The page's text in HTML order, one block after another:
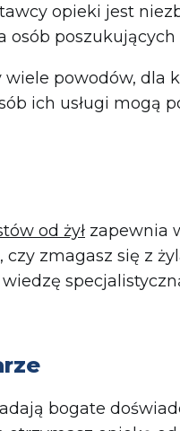
opieki jest
osób
powodów, dla
ich usługi mogą
od żył zapewnia
czy zmagasz się z
bogate